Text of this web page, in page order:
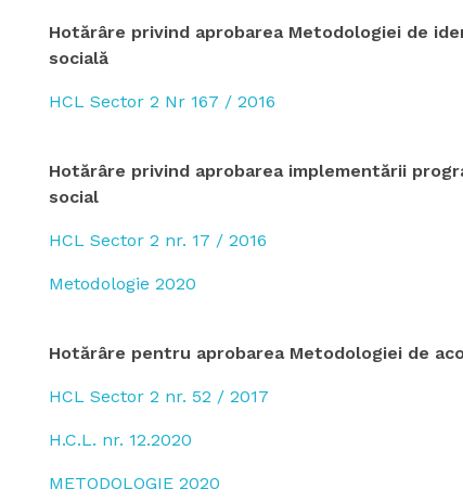
Hotărâre privind aprobarea Metodologiei de
socială
HCL Sector 2 Nr 167 / 2016
Hotărâre privind aprobarea implementării
social
HCL Sector 2 nr. 17 / 2016
Metodologie 2020
Hotărâre pentru aprobarea Metodologiei de
HCL Sector 2 nr. 52 / 2017
H.C.L. nr. 12.2020
METODOLOGIE 2020